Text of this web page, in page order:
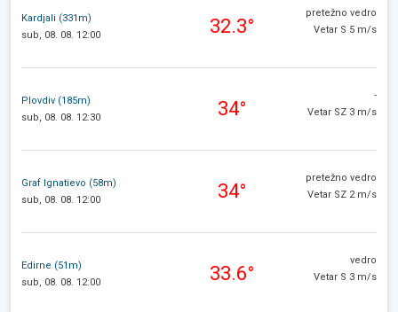
Kardjali (331m)
sub, 08. 08. 12:00
32.3°
pretežno vedro
Vetar S 5 m/s
Plovdiv (185m)
sub, 08. 08. 12:30
34°
-
Vetar SZ 3 m/s
Graf Ignatievo (58m)
sub, 08. 08. 12:00
34°
pretežno vedro
Vetar SZ 2 m/s
Edirne (51m)
sub, 08. 08. 12:00
33.6°
vedro
Vetar S 3 m/s